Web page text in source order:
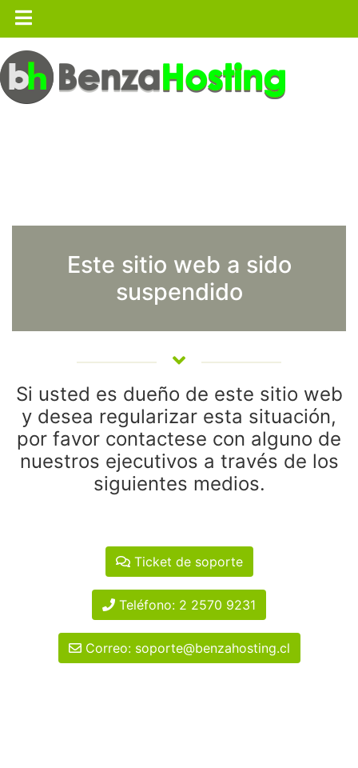
Este sitio web a sido
suspendido
Si usted es dueño de este sitio web
y desea regularizar esta situación,
por favor contactese con alguno de
nuestros ejecutivos a través de los
siguientes medios.
Ticket de soporte
Teléfono: 2 2570 9231
Correo: soporte@benzahosting.cl